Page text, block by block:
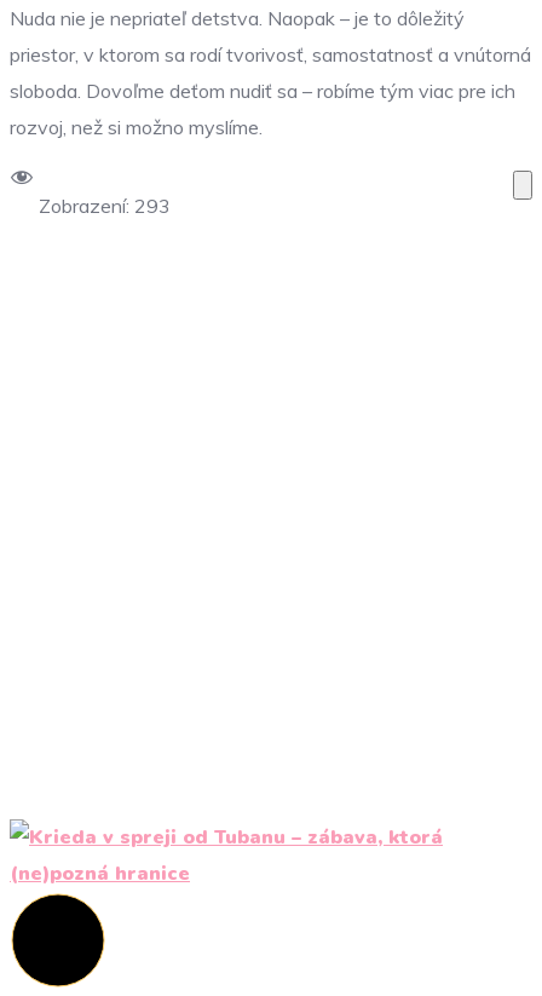
Nuda nie je nepriateľ detstva. Naopak – je to dôležitý
priestor, v ktorom sa rodí tvorivosť, samostatnosť a vnútorná
sloboda. Dovoľme deťom nudiť sa – robíme tým viac pre ich
rozvoj, než si možno myslíme.
Zobrazení: 293